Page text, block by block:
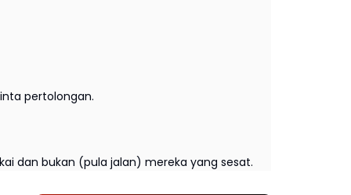
pertolongan.
dan bukan (pula jalan) mereka yang sesat.